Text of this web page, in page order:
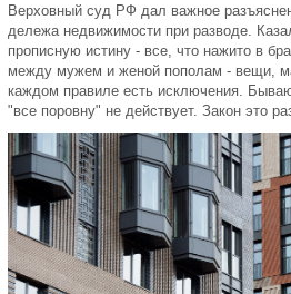
Верховный суд РФ дал важное
дележа недвижимости при разводе.
прописную истину - все, что нажито в
между мужем и женой пополам - вещи,
каждом правиле есть исключения.
"все поровну" не действует. Закон это